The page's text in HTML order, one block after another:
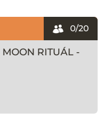
RITUÁL -
0/20